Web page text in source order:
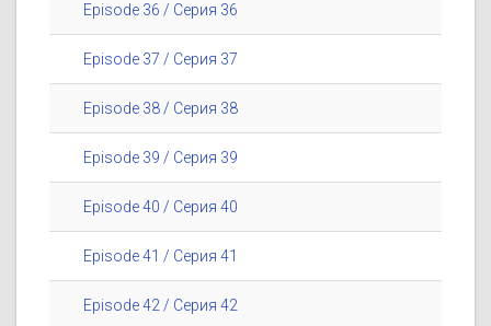
Episode 36 / Серия 36
Episode 37 / Серия 37
Episode 38 / Серия 38
Episode 39 / Серия 39
Episode 40 / Серия 40
Episode 41 / Серия 41
Episode 42 / Серия 42